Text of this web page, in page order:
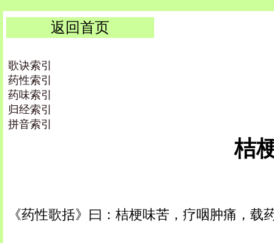
返回首页
歌诀索引
药性索引
药味索引
归经索引
拼音索引
桔
《药性歌括》曰：桔梗味苦，疗咽肿痛，载